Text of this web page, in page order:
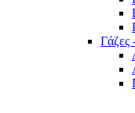
Γάζες